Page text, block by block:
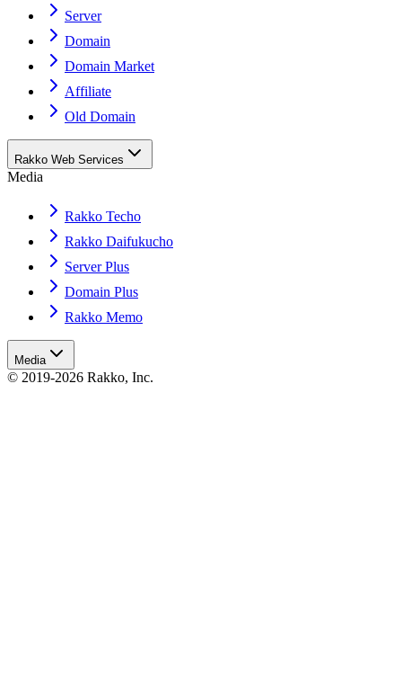
Server
Domain
Domain Market
Affiliate
Old Domain
Rakko Web Services
Media
Rakko Techo
Rakko Daifukucho
Server Plus
Domain Plus
Rakko Memo
Media
© 2019-2026 Rakko, Inc.